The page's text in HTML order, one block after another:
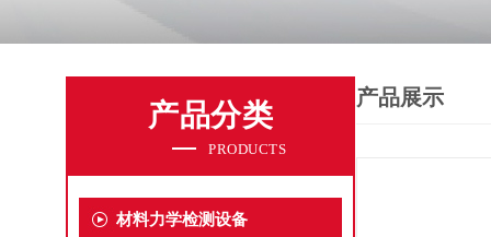
产品分类
PRODUCTS
材料力学检测设备
产品展示